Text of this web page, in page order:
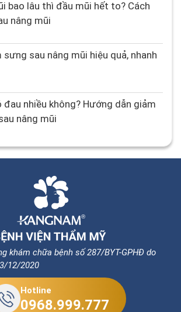
nâng mũi
nâng mũi
khám chữa bệnh số 287/BYT-GPHĐ do
12/2020
Hotline
0968.999.777